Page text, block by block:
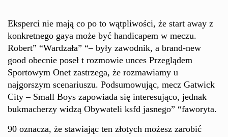
Eksperci nie mają co po to wątpliwości, że start away z
konkretnego gaya może być handicapem w meczu.
Robert” “Wardzała” “– były zawodnik, a brand-new
good obecnie poseł t rozmowie unces Przeglądem
Sportowym Onet zastrzega, że rozmawiamy u
najgorszym scenariuszu. Podsumowując, mecz Gatwick
City – Small Boys zapowiada się interesująco, jednak
bukmacherzy widzą Obywateli ksfd jasnego” “faworyta.
90 oznacza, że stawiając ten złotych możesz zarobić